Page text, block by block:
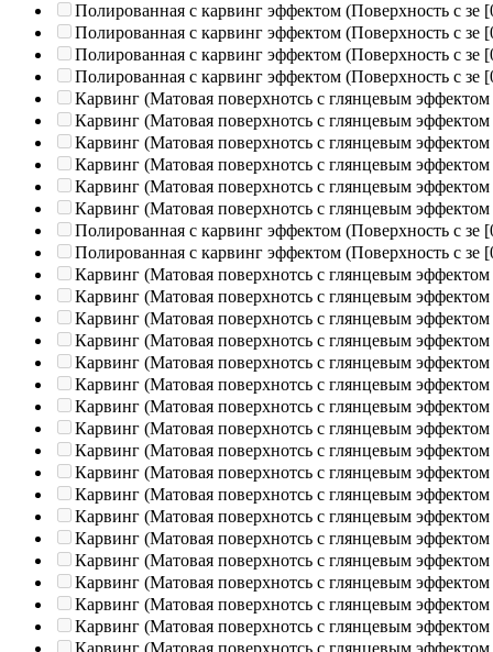
Полированная c карвинг эффектом (Поверхность с зе
Полированная c карвинг эффектом (Поверхность с зе
Полированная c карвинг эффектом (Поверхность с зе
Полированная c карвинг эффектом (Поверхность с зе
Карвинг (Матовая поверхнотсь с глянцевым эффектом
Карвинг (Матовая поверхнотсь с глянцевым эффектом
Карвинг (Матовая поверхнотсь с глянцевым эффектом
Карвинг (Матовая поверхнотсь с глянцевым эффектом
Карвинг (Матовая поверхнотсь с глянцевым эффектом
Карвинг (Матовая поверхнотсь с глянцевым эффектом
Полированная c карвинг эффектом (Поверхность с зе
Полированная c карвинг эффектом (Поверхность с зе
Карвинг (Матовая поверхнотсь с глянцевым эффектом
Карвинг (Матовая поверхнотсь с глянцевым эффектом
Карвинг (Матовая поверхнотсь с глянцевым эффектом
Карвинг (Матовая поверхнотсь с глянцевым эффектом
Карвинг (Матовая поверхнотсь с глянцевым эффектом
Карвинг (Матовая поверхнотсь с глянцевым эффектом
Карвинг (Матовая поверхнотсь с глянцевым эффектом
Карвинг (Матовая поверхнотсь с глянцевым эффектом
Карвинг (Матовая поверхнотсь с глянцевым эффектом
Карвинг (Матовая поверхнотсь с глянцевым эффектом
Карвинг (Матовая поверхнотсь с глянцевым эффектом
Карвинг (Матовая поверхнотсь с глянцевым эффектом
Карвинг (Матовая поверхнотсь с глянцевым эффектом
Карвинг (Матовая поверхнотсь с глянцевым эффектом
Карвинг (Матовая поверхнотсь с глянцевым эффектом
Карвинг (Матовая поверхнотсь с глянцевым эффектом
Карвинг (Матовая поверхнотсь с глянцевым эффектом